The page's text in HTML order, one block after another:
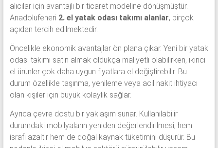
alıcılar için avantajlı bir ticaret modeline dönüşmüştür.
Anadolufeneri 2. el yatak odası takımı alanlar, birçok
açıdan tercih edilmektedir.
Öncelikle ekonomik avantajlar ön plana çıkar. Yeni bir yatak
odası takımı satın almak oldukça maliyetli olabilirken, ikinci
el ürünler çok daha uygun fiyatlara el değiştirebilir. Bu
durum özellikle taşınma, yenileme veya acil nakit ihtiyacı
olan kişiler için büyük kolaylık sağlar.
Ayrıca çevre dostu bir yaklaşım sunar. Kullanılabilir
durumdaki mobilyaların yeniden değerlendirilmesi, hem
israfı azaltır hem de doğal kaynak tüketimini düşürür. Bu